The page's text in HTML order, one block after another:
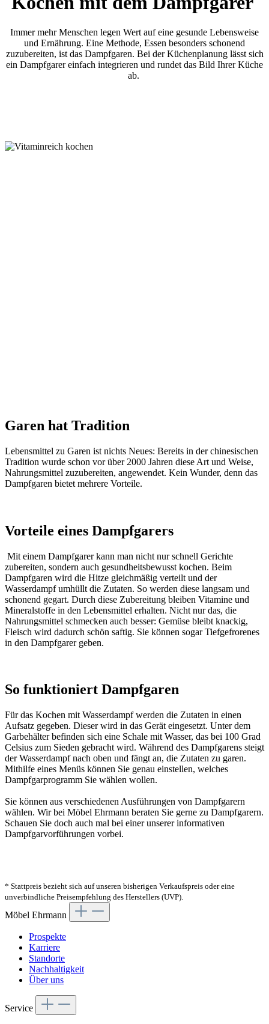
Immer mehr Menschen legen Wert auf eine gesunde Lebensweise
und Ernährung. Eine Methode, Essen besonders schonend
zuzubereiten, ist das Dampfgaren. Bei der Küchenplanung lässt sich
ein Dampfgarer einfach integrieren und rundet das Bild Ihrer Küche
ab.
Garen hat Tradition
Lebensmittel zu Garen ist nichts Neues: Bereits in der chinesischen
Tradition wurde schon vor über 2000 Jahren diese Art und Weise,
Nahrungsmittel zuzubereiten, angewendet. Kein Wunder, denn das
Dampfgaren bietet mehrere Vorteile.
Vorteile eines Dampfgarers
Mit einem Dampfgarer kann man nicht nur schnell Gerichte
zubereiten, sondern auch gesundheitsbewusst kochen. Beim
Dampfgaren wird die Hitze gleichmäßig verteilt und der
Wasserdampf umhüllt die Zutaten. So werden diese langsam und
schonend gegart. Durch diese Zubereitung bleiben Vitamine und
Mineralstoffe in den Lebensmittel erhalten. Nicht nur das, die
Nahrungsmittel schmecken auch besser: Gemüse bleibt knackig,
Fleisch wird dadurch schön saftig. Sie können sogar Tiefgefrorenes
in den Dampfgarer geben.
So funktioniert Dampfgaren
Für das Kochen mit Wasserdampf werden die Zutaten in einen
Aufsatz gegeben. Dieser wird in das Gerät eingesetzt. Unter dem
Garbehälter befinden sich eine Schale mit Wasser, das bei 100 Grad
Celsius zum Sieden gebracht wird. Während des Dampfgarens steigt
der Wasserdampf nach oben und fängt an, die Zutaten zu garen.
Mithilfe eines Menüs können Sie genau einstellen, welches
Dampfgarprogramm Sie wählen wollen.
Sie können aus verschiedenen Ausführungen von Dampfgarern
wählen. Wir bei Möbel Ehrmann beraten Sie gerne zu Dampfgarern.
Schauen Sie doch auch mal bei einer unserer informativen
Dampfgarvorführungen vorbei.
* Stattpreis bezieht sich auf unseren bisherigen Verkaufspreis oder eine
unverbindliche Preisempfehlung des Herstellers (UVP).
Möbel Ehrmann
Prospekte
Karriere
Standorte
Nachhaltigkeit
Über uns
Service